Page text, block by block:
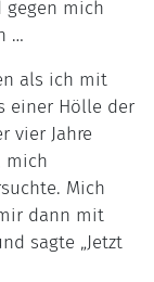
gegen mich
…
als ich mit
einer Hölle der
vier Jahre
mich
Mich
dann mit
sagte „Jetzt